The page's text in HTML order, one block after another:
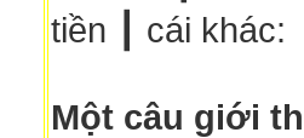
tiền ┃ cái khác:
Một câu giới